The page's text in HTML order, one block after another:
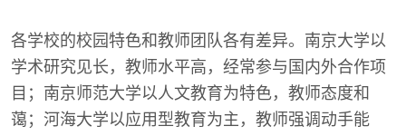
各学校的校园特色和教师团队各有差异。南京大学以
学术研究见长，教师水平高，经常参与国内外合作项
目；南京师范大学以人文教育为特色，教师态度和
蔼；河海大学以应用型教育为主，教师强调动手能